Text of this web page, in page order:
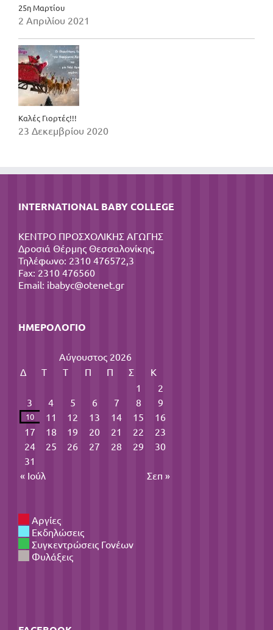
25η Μαρτίου
2 Απριλίου 2021
Καλές Γιορτές!!!
23 Δεκεμβρίου 2020
INTERNATIONAL BABY COLLEGE
ΚΕΝΤΡΟ ΠΡΟΣΧΟΛΙΚΗΣ ΑΓΩΓΗΣ
Δροσιά Θέρμης Θεσσαλονίκης,
Τηλέφωνο: 2310 476572,3
Fax: 2310 476560
Email: ibabyc@otenet.gr
ΗΜΕΡΟΛΌΓΙΟ
Αύγουστος 2026
Δ
Τ Τ Π Π Σ
Κ
1
2
3
4 5 6 7 8 9
10 11 12 13 14 15
16
17
18 19 20 21 22
23
24
25 26 27 28 29
30
31
« Ιούλ
Σεπ »
Αργίες
Εκδηλώσεις
Συγκεντρώσεις Γονέων
Φυλάξεις